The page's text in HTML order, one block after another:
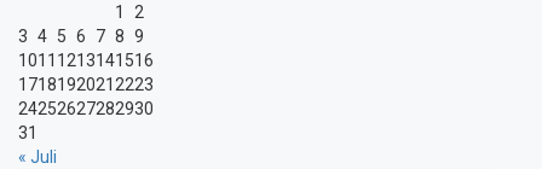
1
2
3 4 5 6 7 8 9
1011 1213141516
1718192021 2223
24252627282930
31
« Juli